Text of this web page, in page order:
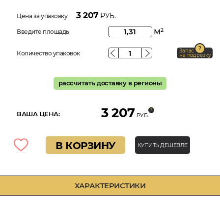
ХАРАКТЕРИСТИКИ
Цена за упаковку 3 207 РУБ.
Введите площадь м2
Количество упаковок Запас
на подрезку
рассчитать доставку в регионы
ВАША ЦЕНА: 3 207 РУБ.
В КОРЗИНУ КУПИТЬ ДЕШЕВЛЕ